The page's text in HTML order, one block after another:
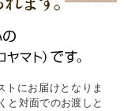
いたします。
・夏季休暇を除
出荷できない
さいませ。
トにお届けとなりま
と対面でのお渡しと